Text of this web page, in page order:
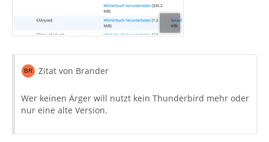
Zitat von Brander
Wer keinen Ärger will nutzt kein Thunderbird mehr oder
nur eine alte Version.